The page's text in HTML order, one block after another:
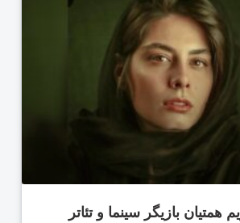
بازیگر سینما و تئاتر